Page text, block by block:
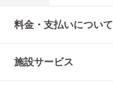
料金・支払いについて
施設サービス